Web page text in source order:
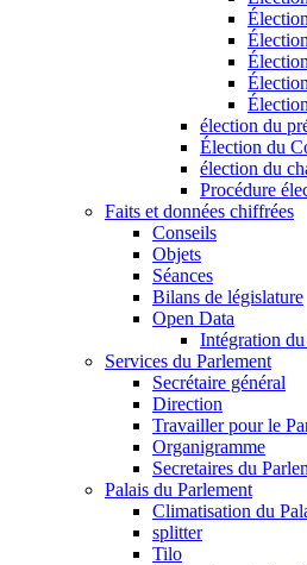
élection du
Élection du
élection du
Procédure
Faits et données chiffrées
Conseils
Objets
Séances
Bilans de législature
Open Data
Intégration
Services du Parlement
Secrétaire général
Direction
Travailler pour le
Organigramme
Secretaires du
Palais du Parlement
Climatisation du
splitter
Tilo